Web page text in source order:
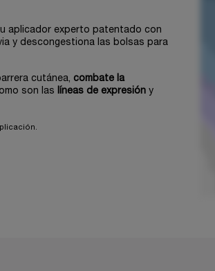
aplicador experto patentado con
y descongestiona las bolsas para
cutánea, combate la
son las líneas de expresión y